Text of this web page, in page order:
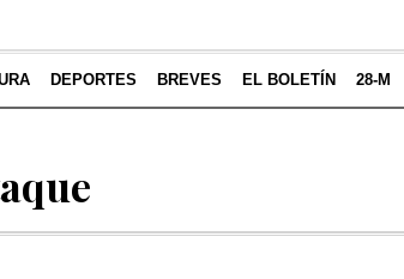
DEPORTES BREVES EL BOLETÍN 28-M